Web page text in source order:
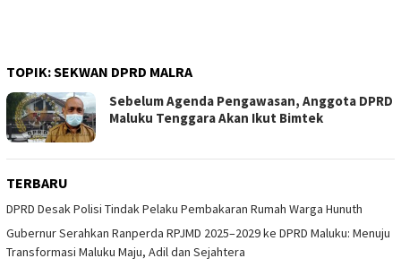
TOPIK:SEKWAN DPRD MALRA
Sebelum Agenda Pengawasan, Anggota DPRD
Maluku Tenggara Akan Ikut Bimtek
TERBARU
DPRD Desak Polisi Tindak Pelaku Pembakaran Rumah Warga Hunuth
Gubernur Serahkan Ranperda RPJMD 2025–2029 ke DPRD Maluku: Menuju
Transformasi Maluku Maju, Adil dan Sejahtera